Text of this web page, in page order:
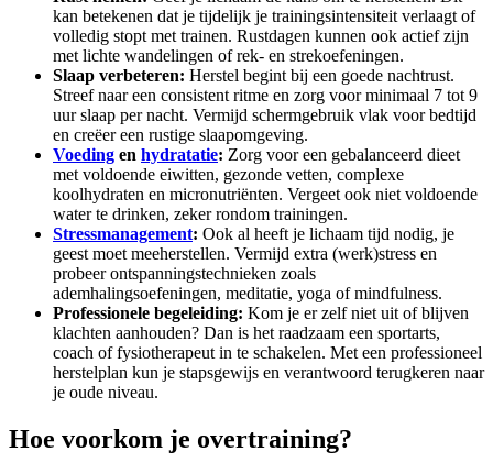
kan betekenen dat je tijdelijk je trainingsintensiteit verlaagt of
volledig stopt met trainen. Rustdagen kunnen ook actief zijn
met lichte wandelingen of rek- en strekoefeningen.
Slaap verbeteren: Herstel begint bij een goede nachtrust.
Streef naar een consistent ritme en zorg voor minimaal 7 tot 9
uur slaap per nacht. Vermijd schermgebruik vlak voor bedtijd
en creëer een rustige slaapomgeving.
Voeding en hydratatie: Zorg voor een gebalanceerd dieet
met voldoende eiwitten, gezonde vetten, complexe
koolhydraten en micronutriënten. Vergeet ook niet voldoende
water te drinken, zeker rondom trainingen.
Stressmanagement: Ook al heeft je lichaam tijd nodig, je
geest moet meeherstellen. Vermijd extra (werk)stress en
probeer ontspanningstechnieken zoals
ademhalingsoefeningen, meditatie, yoga of mindfulness.
Professionele begeleiding: Kom je er zelf niet uit of blijven
klachten aanhouden? Dan is het raadzaam een sportarts,
coach of fysiotherapeut in te schakelen. Met een professioneel
herstelplan kun je stapsgewijs en verantwoord terugkeren naar
je oude niveau.
Hoe voorkom je overtraining?